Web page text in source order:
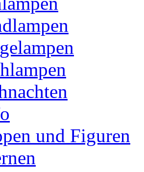
und Figuren